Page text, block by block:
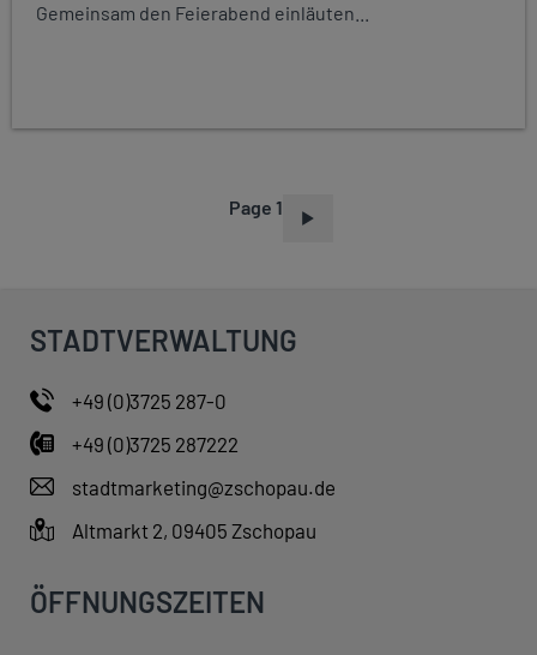
Gemeinsam den Feierabend einläuten...
Page 1
STADTVERWALTUNG
+49 (0)3725 287-0
+49 (0)3725 287222
stadtmarketing@zschopau.de
Altmarkt 2, 09405 Zschopau
ÖFFNUNGSZEITEN